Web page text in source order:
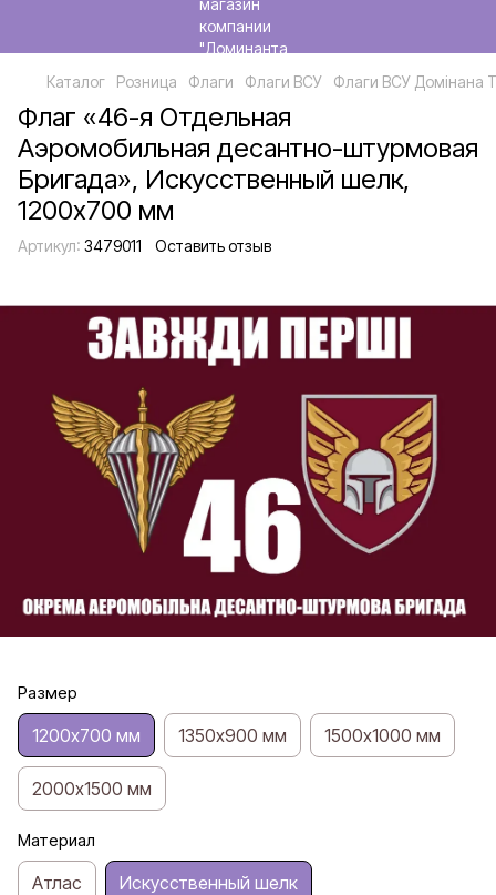
Каталог Розница Флаги Флаги ВСУ Флаги ВСУ Домінана
Флаг «46-я Отдельная
Аэромобильная десантно-штурмовая
Бригада», Искусственный шелк,
1200х700 мм
Артикул: 3479011 Оставить отзыв
Размер
1200х700 мм 1350х900 мм 1500х1000 мм
2000х1500 мм
Материал
Атлас Искусственный шелк